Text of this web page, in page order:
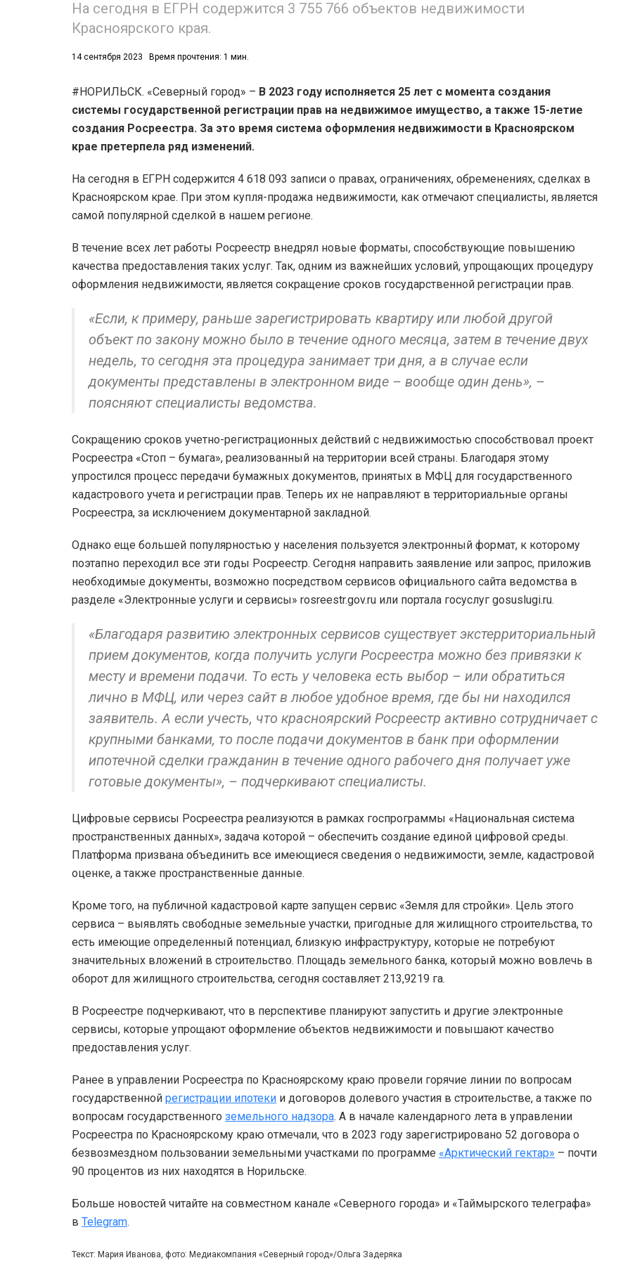
На сегодня в ЕГРН содержится 3 755 766 объектов недвижимости
Красноярского края.
14 сентября 2023 Время прочтения: 1 мин.
#НОРИЛЬСК. «Северный город» – В 2023 году исполняется 25 лет с момента создания
системы государственной регистрации прав на недвижимое имущество, а также 15-летие
создания Росреестра. За это время система оформления недвижимости в Красноярском
крае претерпела ряд изменений.
На сегодня в ЕГРН содержится 4 618 093 записи о правах, ограничениях, обременениях, сделках в
Красноярском крае. При этом купля-продажа недвижимости, как отмечают специалисты, является
самой популярной сделкой в нашем регионе.
В течение всех лет работы Росреестр внедрял новые форматы, способствующие повышению
качества предоставления таких услуг. Так, одним из важнейших условий, упрощающих процедуру
оформления недвижимости, является сокращение сроков государственной регистрации прав.
«Если, к примеру, раньше зарегистрировать квартиру или любой другой
объект по закону можно было в течение одного месяца, затем в течение двух
недель, то сегодня эта процедура занимает три дня, а в случае если
документы представлены в электронном виде – вообще один день», –
поясняют специалисты ведомства.
Сокращению сроков учетно-регистрационных действий с недвижимостью способствовал проект
Росреестра «Стоп – бумага», реализованный на территории всей страны. Благодаря этому
упростился процесс передачи бумажных документов, принятых в МФЦ для государственного
кадастрового учета и регистрации прав. Теперь их не направляют в территориальные органы
Росреестра, за исключением документарной закладной.
Однако еще большей популярностью у населения пользуется электронный формат, к которому
поэтапно переходил все эти годы Росреестр. Сегодня направить заявление или запрос, приложив
необходимые документы, возможно посредством сервисов официального сайта ведомства в
разделе «Электронные услуги и сервисы» rosreestr.gov.ru или портала госуслуг gosuslugi.ru.
«Благодаря развитию электронных сервисов существует экстерриториальный
прием документов, когда получить услуги Росреестра можно без привязки к
месту и времени подачи. То есть у человека есть выбор – или обратиться
лично в МФЦ, или через сайт в любое удобное время, где бы ни находился
заявитель. А если учесть, что красноярский Росреестр активно сотрудничает с
крупными банками, то после подачи документов в банк при оформлении
ипотечной сделки гражданин в течение одного рабочего дня получает уже
готовые документы», – подчеркивают специалисты.
Цифровые сервисы Росреестра реализуются в рамках госпрограммы «Национальная система
пространственных данных», задача которой – обеспечить создание единой цифровой среды.
Платформа призвана объединить все имеющиеся сведения о недвижимости, земле, кадастровой
оценке, а также пространственные данные.
Кроме того, на публичной кадастровой карте запущен сервис «Земля для стройки». Цель этого
сервиса – выявлять свободные земельные участки, пригодные для жилищного строительства, то
есть имеющие определенный потенциал, близкую инфраструктуру, которые не потребуют
значительных вложений в строительство. Площадь земельного банка, который можно вовлечь в
оборот для жилищного строительства, сегодня составляет 213,9219 га.
В Росреестре подчеркивают, что в перспективе планируют запустить и другие электронные
сервисы, которые упрощают оформление объектов недвижимости и повышают качество
предоставления услуг.
Ранее в управлении Росреестра по Красноярскому краю провели горячие линии по вопросам
государственной регистрации ипотеки и договоров долевого участия в строительстве, а также по
вопросам государственного земельного надзора. А в начале календарного лета в управлении
Росреестра по Красноярскому краю отмечали, что в 2023 году зарегистрировано 52 договора о
безвозмездном пользовании земельными участками по программе «Арктический гектар» – почти
90 процентов из них находятся в Норильске.
Больше новостей читайте на совместном канале «Северного города» и «Таймырского телеграфа»
в Telegram.
Текст: Мария Иванова, фото: Медиакомпания «Северный город»/Ольга Задеряка